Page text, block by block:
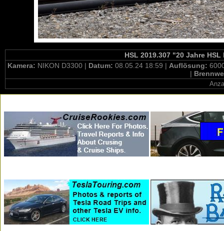
HSL 2019.307 "20 Jahre
Kamera: NIKON D3300 | Datum: 08.05.24 18:59 | Auflösung:
|